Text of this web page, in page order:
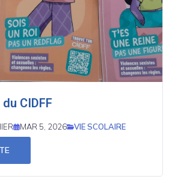
CIDFF
MAR 5, 2026 VIE SCOLAIRE